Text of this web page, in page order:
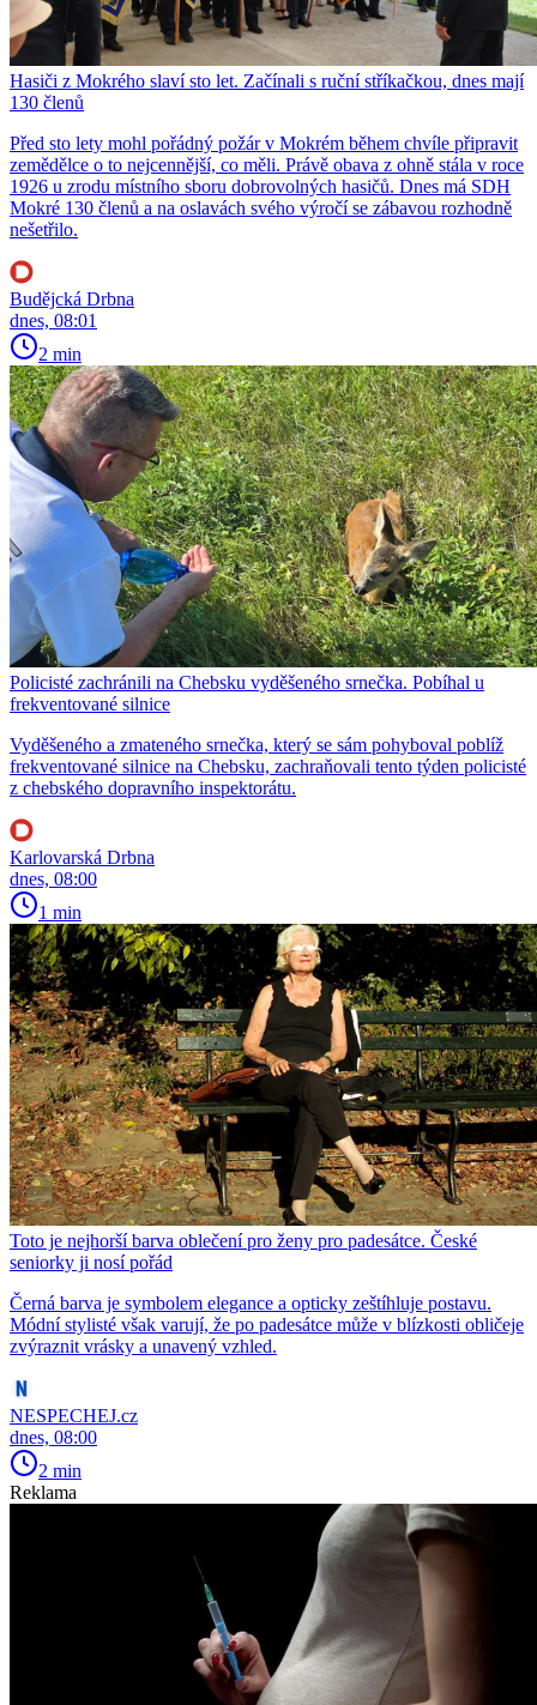
Hasiči z Mokrého slaví sto let. Začínali s ruční stříkačkou, dnes mají
130 členů
Před sto lety mohl pořádný požár v Mokrém během chvíle připravit
zemědělce o to nejcennější, co měli. Právě obava z ohně stála v roce
1926 u zrodu místního sboru dobrovolných hasičů. Dnes má SDH
Mokré 130 členů a na oslavách svého výročí se zábavou rozhodně
nešetřilo.
Budějcká Drbna
dnes, 08:01
2 min
Policisté zachránili na Chebsku vyděšeného srnečka. Pobíhal u
frekventované silnice
Vyděšeného a zmateného srnečka, který se sám pohyboval poblíž
frekventované silnice na Chebsku, zachraňovali tento týden policisté
z chebského dopravního inspektorátu.
Karlovarská Drbna
dnes, 08:00
1 min
Toto je nejhorší barva oblečení pro ženy pro padesátce. České
seniorky ji nosí pořád
Černá barva je symbolem elegance a opticky zeštíhluje postavu.
Módní stylisté však varují, že po padesátce může v blízkosti obličeje
zvýraznit vrásky a unavený vzhled.
NESPECHEJ.cz
dnes, 08:00
2 min
Reklama